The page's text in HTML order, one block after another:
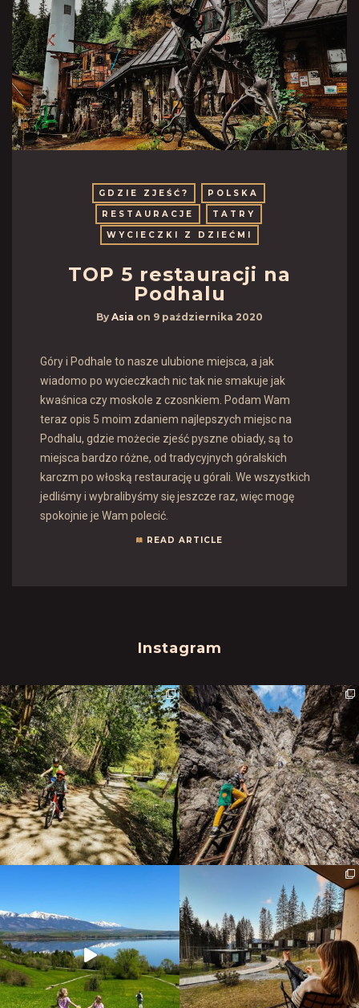
GDZIE ZJEŚĆ?
POLSKA
RESTAURACJE
TATRY
WYCIECZKI Z DZIEĆMI
TOP 5 restauracji na
Podhalu
By Asia on 9 października 2020
Góry i Podhale to nasze ulubione miejsca, a jak
wiadomo po wycieczkach nic tak nie smakuje jak
kwaśnica czy moskole z czosnkiem. Podam Wam
teraz opis 5 moim zdaniem najlepszych miejsc na
Podhalu, gdzie możecie zjeść pyszne obiady, są to
miejsca bardzo różne, od tradycyjnych góralskich
karczm po włoską restaurację u górali. We wszystkich
jedliśmy i wybralibyśmy się jeszcze raz, więc mogę
spokojnie je Wam polecić.
READ ARTICLE
Instagram